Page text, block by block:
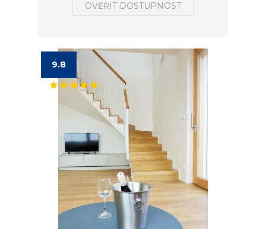
OVĚŘIT DOSTUPNOST
9.8